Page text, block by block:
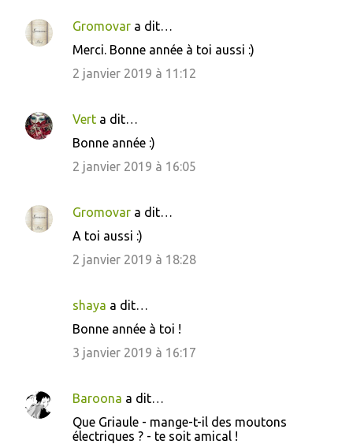
Gromovar a dit…
Merci. Bonne année à toi aussi :)
2 janvier 2019 à 11:12
Vert a dit…
Bonne année :)
2 janvier 2019 à 16:05
Gromovar a dit…
A toi aussi :)
2 janvier 2019 à 18:28
shaya a dit…
Bonne année à toi !
3 janvier 2019 à 16:17
Baroona a dit…
Que Griaule - mange-t-il des moutons
électriques ? - te soit amical !